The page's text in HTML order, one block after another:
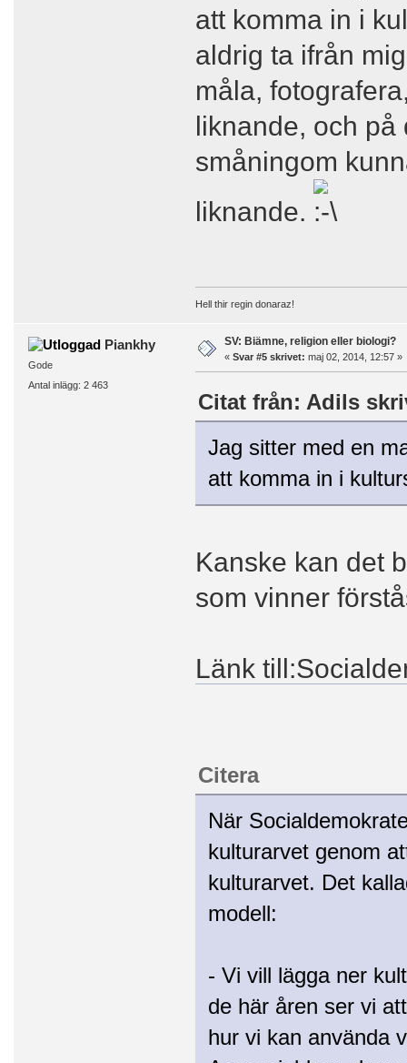
att komma in i
aldrig ta ifrån
måla,
liknande, och på
småningom
liknande.
Hell thir regin donaraz!
Piankhy
Gode
Antal inlägg: 2 463
SV: Biämne, religion eller biologi?
« Svar #5 skrivet: maj 02, 2014, 12:57 »
Citat från: Adils
Jag sitter med en
att komma in i
Kanske kan det
som vinner
Länk
Citera
När
kulturarvet genom
kulturarvet. Det
modell:
- Vi vill lägga ner
de här åren ser vi
hur vi kan använda